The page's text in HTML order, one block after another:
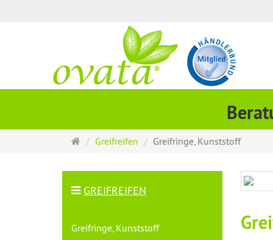
Startseite
Greifreifen Greifringe, Kunststoff
GREIFREIFEN
Greifringe, Kunststoff